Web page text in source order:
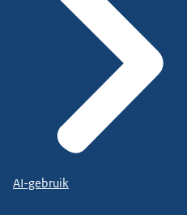
AI-gebruik